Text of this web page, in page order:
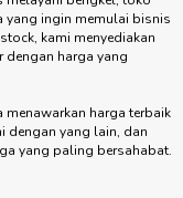
42.600
41.500
Toko Sparepart